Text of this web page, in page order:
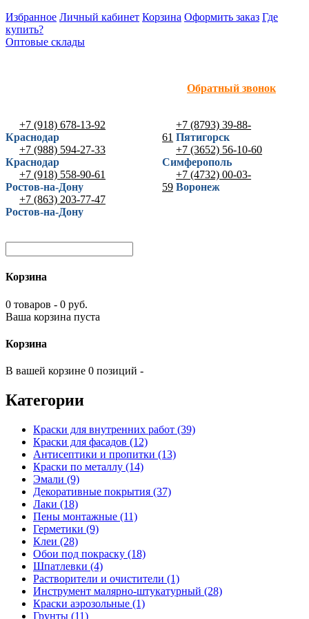
Избранное Личный кабинет Корзина Оформить заказ Где
купить?
Оптовые склады
Обратный звонок
+7 (918) 678-13-92
Краснодар
+7 (988) 594-27-33
Краснодар
+7 (918) 558-90-61
Ростов-на-Дону
+7 (863) 203-77-47
Ростов-на-Дону
+7 (8793) 39-88-
61 Пятигорск
+7 (3652) 56-10-60
Симферополь
+7 (4732) 00-03-
59 Воронеж
Корзина
0 товаров - 0 руб.
Ваша корзина пуста
Корзина
В вашей корзине 0 позиций -
Категории
Краски для внутренних работ (39)
Краски для фасадов (12)
Антисептики и пропитки (13)
Краски по металлу (14)
Эмали (9)
Декоративные покрытия (37)
Лаки (18)
Пены монтажные (11)
Герметики (9)
Клеи (28)
Обои под покраску (18)
Шпатлевки (4)
Растворители и очистители (1)
Инструмент малярно-штукатурный (28)
Краски аэрозольные (1)
Грунты (11)